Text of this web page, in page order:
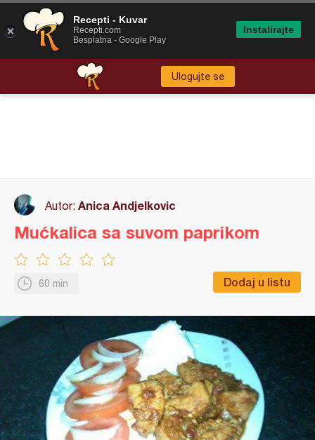
Ulogujte se
Autor: Anica Andjelkovic
60 min Dodaj u listu
Mućkalica sa suvom paprikom
Recepti - Kuvar
Recepti.com
Besplatna - Google Play
Instalirajte